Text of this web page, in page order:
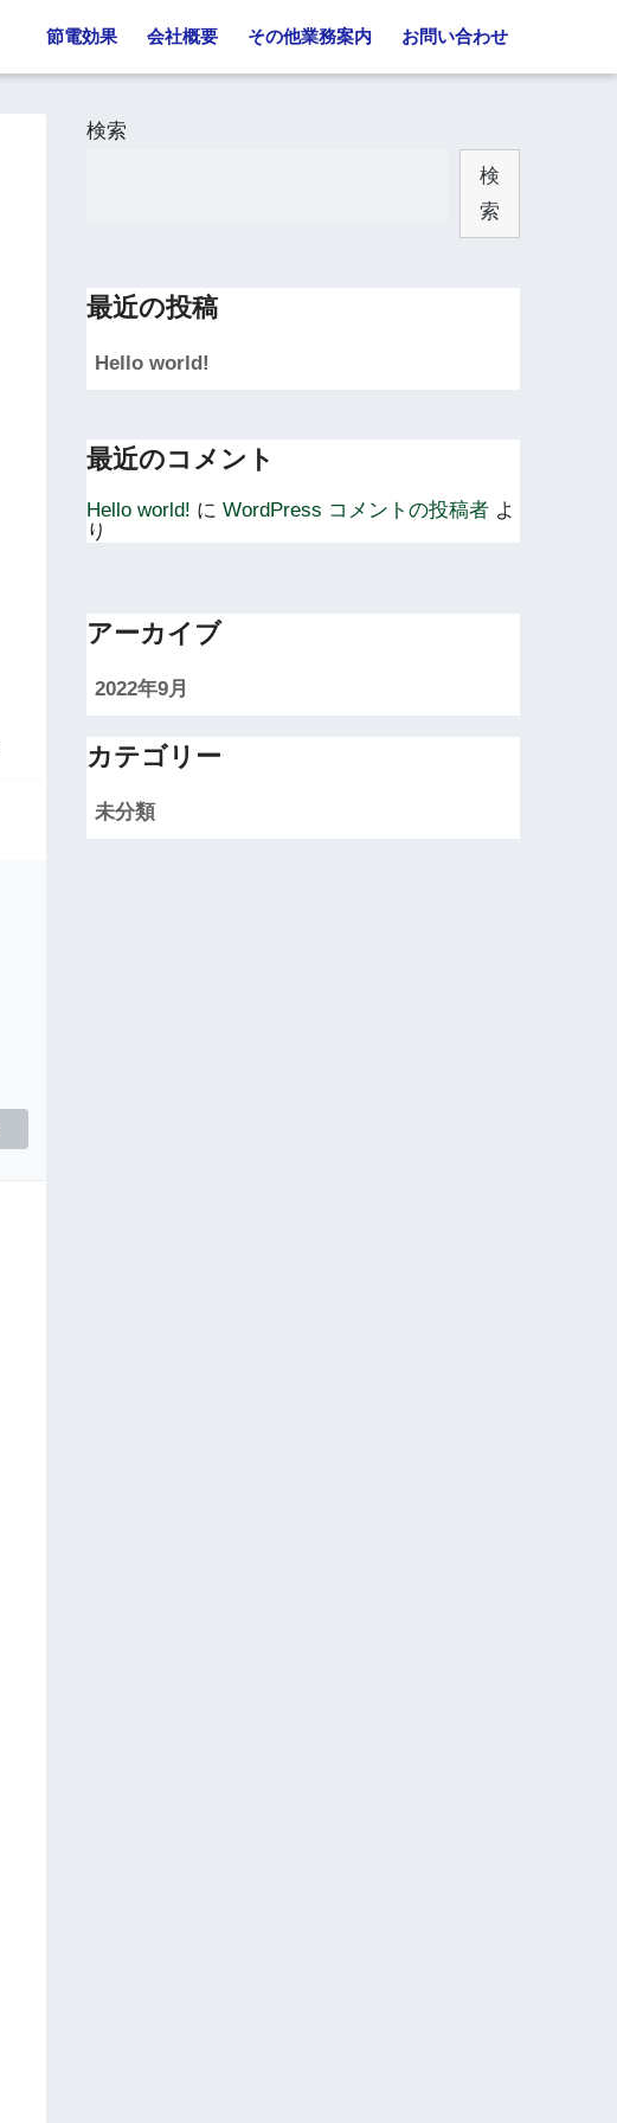
節電効果 会社概要 その他業務案内 お問い合わせ
検索
検
索
最近の投稿
Hello world!
最近のコメント
Hello world! にWordPress コメントの投稿者 よ
り
アーカイブ
2022年9月
カテゴリー
未分類